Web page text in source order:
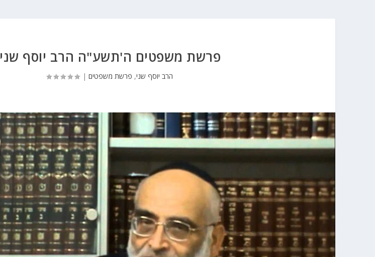
פרשת משפטים ה'תשע"ה הרב יוסף שני
הרב יוסף שני, פרשת משפטים|